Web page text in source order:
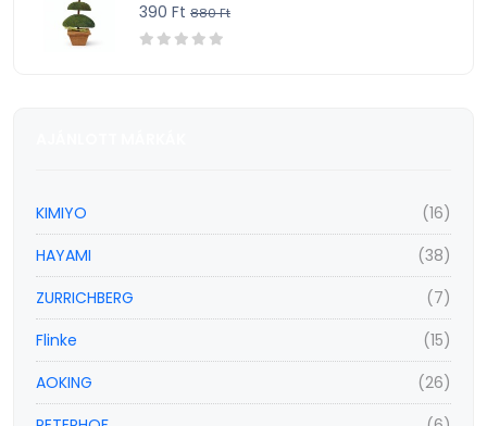
390 Ft 880 Ft
KIMIYO
(16)
HAYAMI
(38)
ZURRICHBERG
(7)
Flinke
(15)
AOKING
(26)